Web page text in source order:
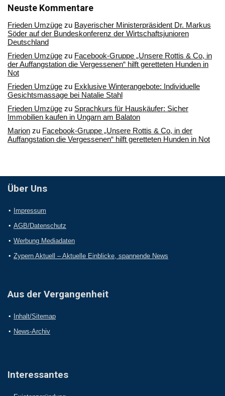
Archiv
Neuste Kommentare
Frieden Umzüge zu Bayerischer Ministerpräsident Dr. Markus
Söder auf der Bundeskonferenz der Wirtschaftsjunioren
Deutschland
Frieden Umzüge zu Facebook-Gruppe „Unsere Rottis & Co, in
der Auffangstation die Vergessenen“ hilft geretteten Hunden in
Not
Frieden Umzüge zu Exklusive Winterangebote: Individuelle
Gesichtsmassage bei Natalie Stahl
Frieden Umzüge zu Sprachkurs für Hauskäufer: Sicher
Immobilien kaufen in Ungarn am Balaton
Marion zu Facebook-Gruppe „Unsere Rottis & Co, in der
Auffangstation die Vergessenen“ hilft geretteten Hunden in Not
Über Uns
Impressum
AGB/Datenschutz
Werbung Mediadaten
Zypern Aktuell – Aktuelle Einblicke, spannende News
Aus der Vergangenheit
Inhalt/Sitemap
News-Archiv
Interessantes